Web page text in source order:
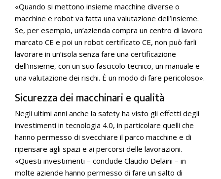
«Quando si mettono insieme macchine diverse o
macchine e robot va fatta una valutazione dell’insieme.
Se, per esempio, un’azienda compra un centro di lavoro
marcato CE e poi un robot certificato CE, non può farli
lavorare in un’isola senza fare una certificazione
dell’insieme, con un suo fascicolo tecnico, un manuale e
una valutazione dei rischi. È un modo di fare pericoloso».
Sicurezza dei macchinari e qualità
Negli ultimi anni anche la safety ha visto gli effetti degli
investimenti in tecnologia 4.0, in particolare quelli che
hanno permesso di svecchiare il parco macchine e di
ripensare agli spazi e ai percorsi delle lavorazioni.
«Questi investimenti – conclude Claudio Delaini – in
molte aziende hanno permesso di fare un salto di